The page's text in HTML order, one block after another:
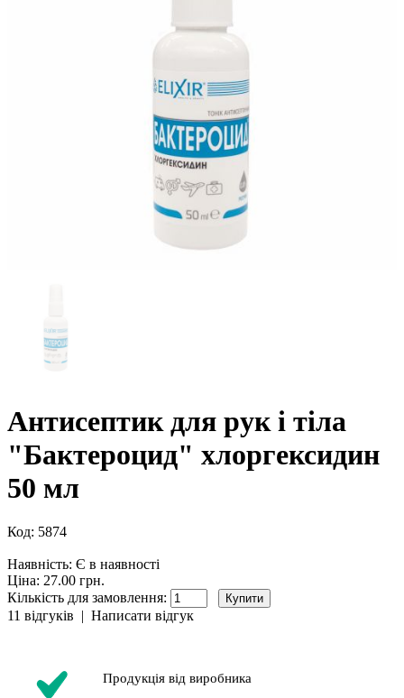
Антисептик для рук і тіла
"Бактероцид" хлоргексидин
50 мл
Код: 5874
Наявність: Є в наявності
Ціна: 27.00 грн.
Кількість для замовлення:
11 відгуків | Написати відгук
Продукція від виробника